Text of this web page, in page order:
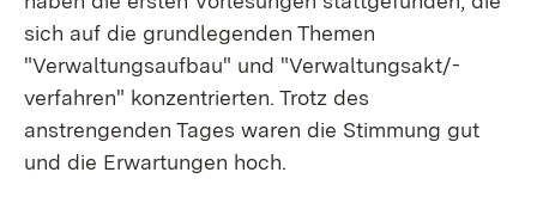
sich auf die grundlegenden Themen
"Verwaltungsaufbau" und "Verwaltungsakt/-
verfahren" konzentrierten. Trotz des
anstrengenden Tages waren die Stimmung gut
und die Erwartungen hoch.